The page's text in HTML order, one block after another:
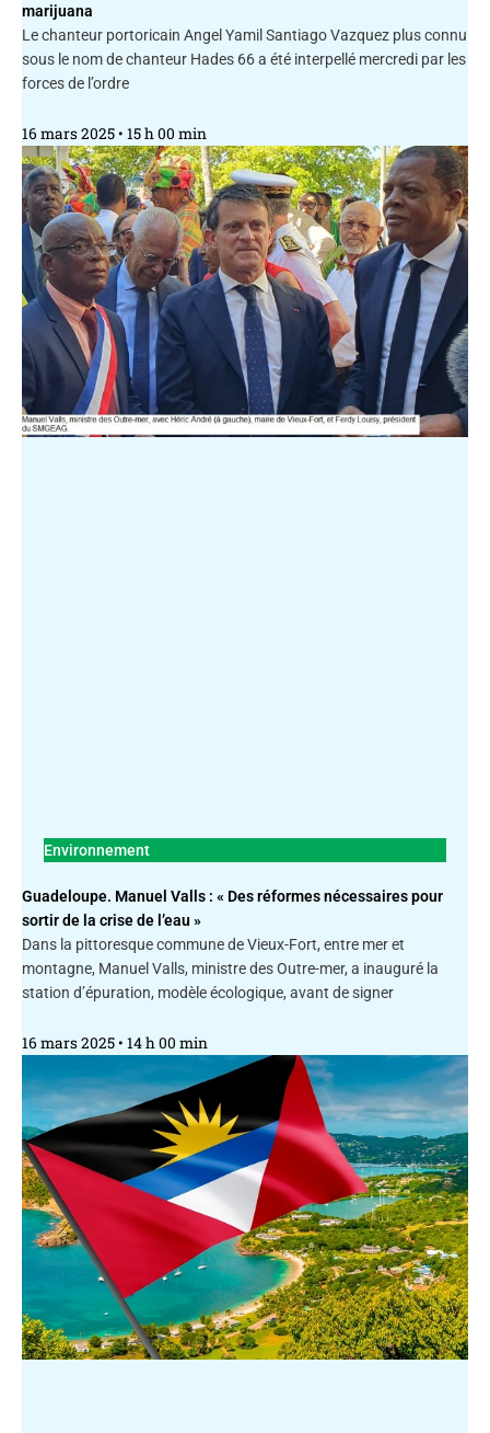
marijuana
Le chanteur portoricain Angel Yamil Santiago Vazquez plus connu
sous le nom de chanteur Hades 66 a été interpellé mercredi par les
forces de l’ordre
16 mars 2025 15 h 00 min
Environnement
Guadeloupe. Manuel Valls : « Des réformes nécessaires pour
sortir de la crise de l’eau »
Dans la pittoresque commune de Vieux-Fort, entre mer et
montagne, Manuel Valls, ministre des Outre-mer, a inauguré la
station d’épuration, modèle écologique, avant de signer
16 mars 2025 14 h 00 min